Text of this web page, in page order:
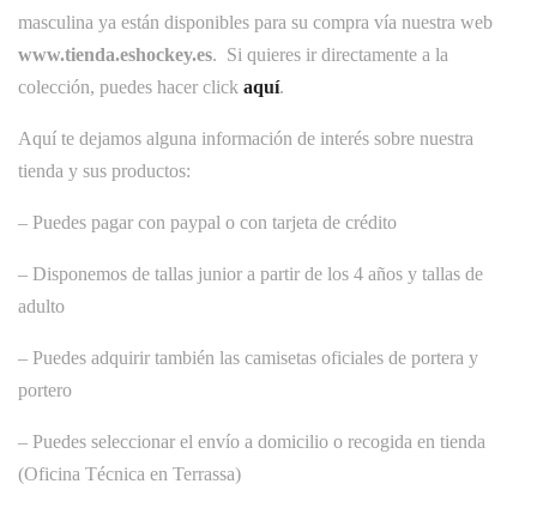
masculina ya están disponibles para su compra vía nuestra web
www.tienda.eshockey.es. Si quieres ir directamente a la
colección, puedes hacer click aquí.
Aquí te dejamos alguna información de interés sobre nuestra
tienda y sus productos:
– Puedes pagar con paypal o con tarjeta de crédito
– Disponemos de tallas junior a partir de los 4 años y tallas de
adulto
– Puedes adquirir también las camisetas oficiales de portera y
portero
– Puedes seleccionar el envío a domicilio o recogida en tienda
(Oficina Técnica en Terrassa)